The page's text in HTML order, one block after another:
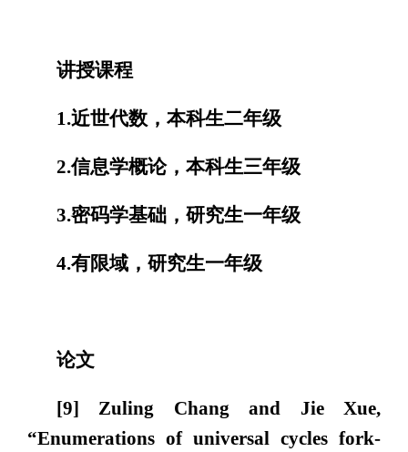
讲授课程
1.近世代数，本科生二年级
2.信息学概论，本科生三年级
3.密码学基础，研究生一年级
4.有限域，研究生一年级
论文
[9] Zuling Chang and Jie Xue,
“Enumerations of universal cycles fork-